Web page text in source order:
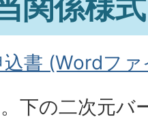
込書 (Wordフ
下の二次元バ